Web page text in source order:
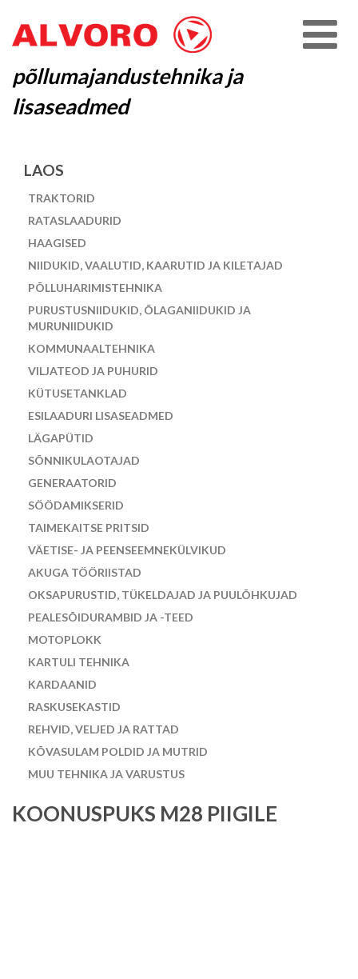
põllumajandustehnika ja
lisaseadmed
LAOS
TRAKTORID
RATASLAADURID
HAAGISED
NIIDUKID, VAALUTID, KAARUTID JA KILETAJAD
PÕLLUHARIMISTEHNIKA
PURUSTUSNIIDUKID, ÕLAGANIIDUKID JA
MURUNIIDUKID
KOMMUNAALTEHNIKA
VILJATEOD JA PUHURID
KÜTUSETANKLAD
ESILAADURI LISASEADMED
LÄGAPÜTID
SÕNNIKULAOTAJAD
GENERAATORID
SÖÖDAMIKSERID
TAIMEKAITSE PRITSID
VÄETISE- JA PEENSEEMNEKÜLVIKUD
AKUGA TÖÖRIISTAD
OKSAPURUSTID, TÜKELDAJAD JA PUULÕHKUJAD
PEALESÕIDURAMBID JA -TEED
MOTOPLOKK
KARTULI TEHNIKA
KARDAANID
RASKUSEKASTID
REHVID, VELJED JA RATTAD
KÕVASULAM POLDID JA MUTRID
MUU TEHNIKA JA VARUSTUS
KOONUSPUKS M28 PIIGILE